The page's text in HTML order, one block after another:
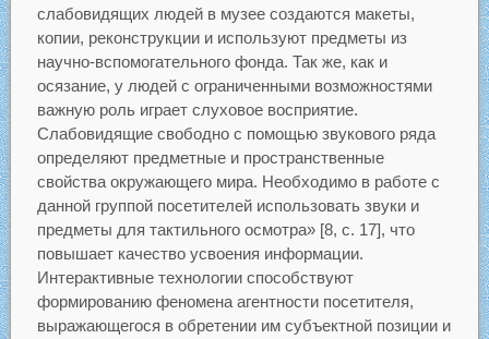
слабовидящих людей в музее создаются макеты,
копии, реконструкции и используют предметы из
научно-вспомогательного фонда. Так же, как и
осязание, у людей с ограниченными возможностями
важную роль играет слуховое восприятие.
Слабовидящие свободно с помощью звукового ряда
определяют предметные и пространственные
свойства окружающего мира. Необходимо в работе с
данной группой посетителей использовать звуки и
предметы для тактильного осмотра» [8, с. 17], что
повышает качество усвоения информации.
Интерактивные технологии способствуют
формированию феномена агентности посетителя,
выражающегося в обретении им субъектной позиции и